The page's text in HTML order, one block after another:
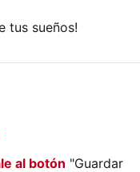
tus sueños!
al botón "Guardar